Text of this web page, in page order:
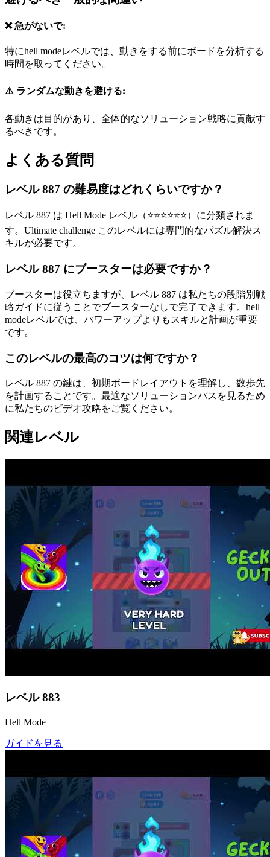
❌ 急がないで:
特にhell modeレベルでは、動きをする前にボードを分析する
時間を取ってください。
⚠️ ランダムな動きを避ける:
各動きは目的があり、全体的なソリューション戦略に貢献す
るべきです。
よくある質問
レベル 887 の難易度はどれくらいですか？
レベル 887 は Hell Mode レベル（⭐⭐⭐⭐⭐⭐）に分類されま
す。Ultimate challenge このレベルには専門的なパズル解決ス
キルが必要です。
レベル 887 にブースターは必要ですか？
ブースターは役立ちますが、レベル 887 は私たちの段階別戦
略ガイドに従うことでブースターなしで完了できます。hell
modeレベルでは、パワーアップよりもスキルと計画が重要
です。
このレベルの最高のコツは何ですか？
レベル 887 の鍵は、初期ボードレイアウトを理解し、数歩先
を計画することです。最適なソリューションパスを見るため
に私たちのビデオ攻略をご覧ください。
関連レベル
レベル 883
Hell Mode
ガイドを見る